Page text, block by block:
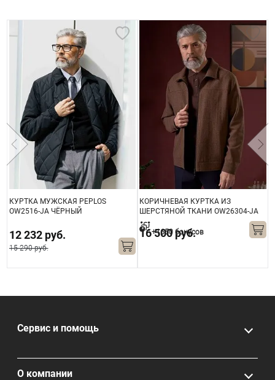
КУРТКА МУЖСКАЯ PEPLOS
OW2516-JА ЧЁРНЫЙ
12 232 руб.
15 290 руб.
КОРИЧНЕВАЯ КУРТКА ИЗ
ШЕРСТЯНОЙ ТКАНИ OW26304-JА
16 500 руб.
+1650 бонусов
Сервис и помощь
О компании